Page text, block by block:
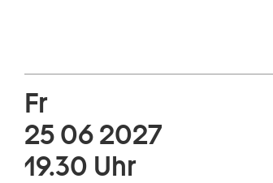
Fr
25 06 2027
19.30 Uhr